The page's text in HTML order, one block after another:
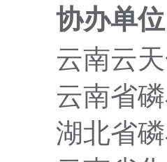
协办单位
云南云
云南省
湖北省